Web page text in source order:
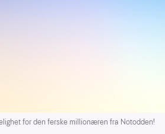
for den ferske millionæren fra Notodden!